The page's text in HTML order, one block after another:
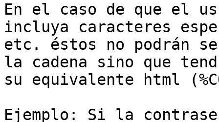
En el caso de que el
incluya caracteres
etc. éstos no podrán
la cadena sino que
su equivalente html
Ejemplo: Si la